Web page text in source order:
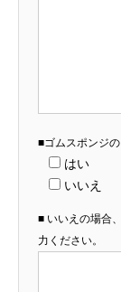
■ゴムスポンジ
はい
いいえ
■ いいえの場合
力ください。